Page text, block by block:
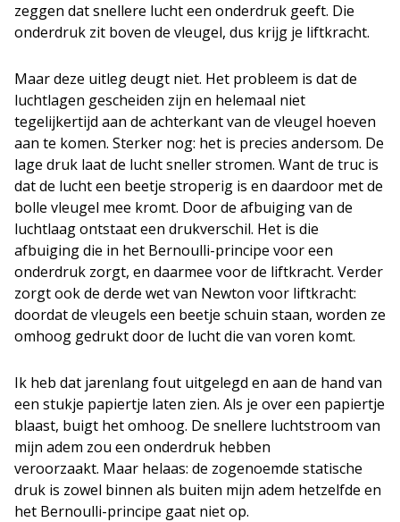
zeggen dat snellere lucht een onderdruk geeft. Die
onderdruk zit boven de vleugel, dus krijg je liftkracht.
Maar deze uitleg deugt niet. Het probleem is dat de
luchtlagen gescheiden zijn en helemaal niet
tegelijkertijd aan de achterkant van de vleugel hoeven
aan te komen. Sterker nog: het is precies andersom. De
lage druk laat de lucht sneller stromen. Want de truc is
dat de lucht een beetje stroperig is en daardoor met de
bolle vleugel mee kromt. Door de afbuiging van de
luchtlaag ontstaat een drukverschil. Het is die
afbuiging die in het Bernoulli-principe voor een
onderdruk zorgt, en daarmee voor de liftkracht. Verder
zorgt ook de derde wet van Newton voor liftkracht:
doordat de vleugels een beetje schuin staan, worden ze
omhoog gedrukt door de lucht die van voren komt.
Ik heb dat jarenlang fout uitgelegd en aan de hand van
een stukje papiertje laten zien. Als je over een papiertje
blaast, buigt het omhoog. De snellere luchtstroom van
mijn adem zou een onderdruk hebben
veroorzaakt. Maar helaas: de zogenoemde statische
druk is zowel binnen als buiten mijn adem hetzelfde en
het Bernoulli-principe gaat niet op.